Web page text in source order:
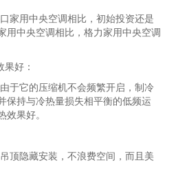
家用中央空调相比，初始投资还是
用中央空调相比，格力家用中央空调
好：
于它的压缩机不会频繁开启，制冷
保持与冷热量损失相平衡的低频运
效果好。
顶隐藏安装，不浪费空间，而且美